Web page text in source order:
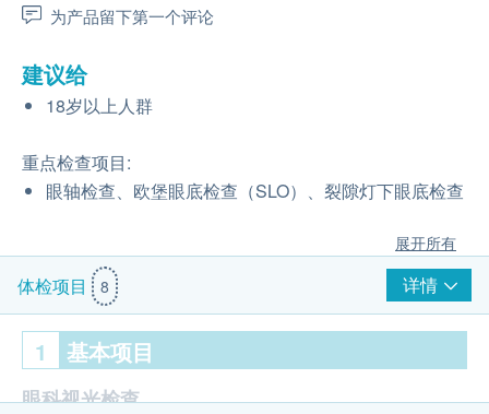
为产品留下第一个评论
建议给
18岁以上人群
重点检查项目:
眼轴检查、欧堡眼底检查（SLO）、裂隙灯下眼底检查
展开所有
体检项目 8 详情
1 基本项目
眼科视光检查